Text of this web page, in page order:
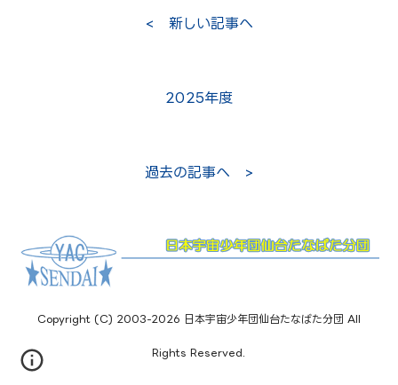
< 新しい記事へ
2025年度
過去の記事へ >
Copyright (C) 2003-2026 日本宇宙少年団仙台たなばた分団 All
Rights Reserved.